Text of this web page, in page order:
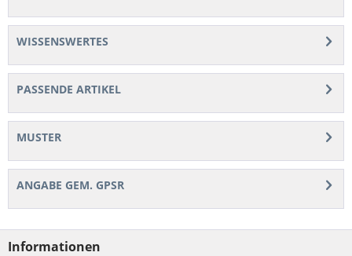
WISSENSWERTES
PASSENDE ARTIKEL
MUSTER
ANGABE GEM. GPSR
Informationen